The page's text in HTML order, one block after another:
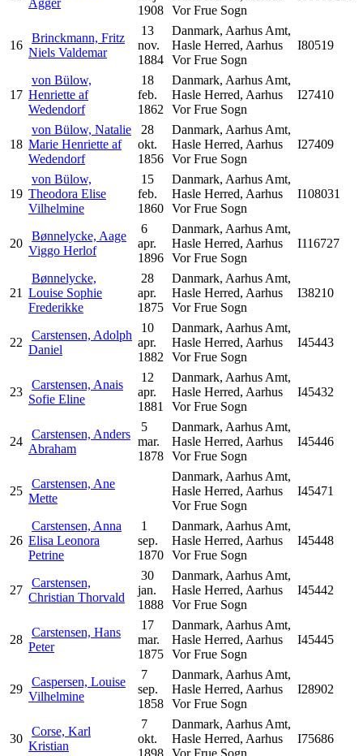
1908 Vor Frue Sogn
16
Brinckmann, Fritz
Niels Valdemar
13
nov.
1884
Danmark, Aarhus Amt,
Hasle Herred, Aarhus
Vor Frue Sogn
I80519
17
von Bülow,
Henriette af
Wedendorf
18
feb.
1862
Danmark, Aarhus Amt,
Hasle Herred, Aarhus
Vor Frue Sogn
I27410
18
von Bülow, Natalie
Marie Henriette af
Wedendorf
28
okt.
1856
Danmark, Aarhus Amt,
Hasle Herred, Aarhus
Vor Frue Sogn
I27409
19
von Bülow,
Theodora Elise
Vilhelmine
15
feb.
1860
Danmark, Aarhus Amt,
Hasle Herred, Aarhus
Vor Frue Sogn
I108031
20
Bønnelycke, Aage
Viggo Herlof
6
apr.
1896
Danmark, Aarhus Amt,
Hasle Herred, Aarhus
Vor Frue Sogn
I116727
21
Bønnelycke,
Louise Sophie
Frederikke
28
apr.
1875
Danmark, Aarhus Amt,
Hasle Herred, Aarhus
Vor Frue Sogn
I38210
22
Carstensen, Adolph
Daniel
10
apr.
1882
Danmark, Aarhus Amt,
Hasle Herred, Aarhus
Vor Frue Sogn
I45443
23
Carstensen, Anais
Sofie Eline
12
apr.
1881
Danmark, Aarhus Amt,
Hasle Herred, Aarhus
Vor Frue Sogn
I45432
24
Carstensen, Anders
Abraham
5
mar.
1878
Danmark, Aarhus Amt,
Hasle Herred, Aarhus
Vor Frue Sogn
I45446
25
Carstensen, Ane
Mette
Danmark, Aarhus Amt,
Hasle Herred, Aarhus
Vor Frue Sogn
I45471
26
Carstensen, Anna
Elisa Leonora
Petrine
1
sep.
1870
Danmark, Aarhus Amt,
Hasle Herred, Aarhus
Vor Frue Sogn
I45448
27
Carstensen,
Christian Thorvald
30
jan.
1888
Danmark, Aarhus Amt,
Hasle Herred, Aarhus
Vor Frue Sogn
I45442
28
Carstensen, Hans
Peter
17
mar.
1875
Danmark, Aarhus Amt,
Hasle Herred, Aarhus
Vor Frue Sogn
I45445
29
Caspersen, Louise
Vilhelmine
7
sep.
1858
Danmark, Aarhus Amt,
Hasle Herred, Aarhus
Vor Frue Sogn
I28902
30
Corse, Karl
Kristian
7
okt.
1898
Danmark, Aarhus Amt,
Hasle Herred, Aarhus
Vor Frue Sogn
I75686